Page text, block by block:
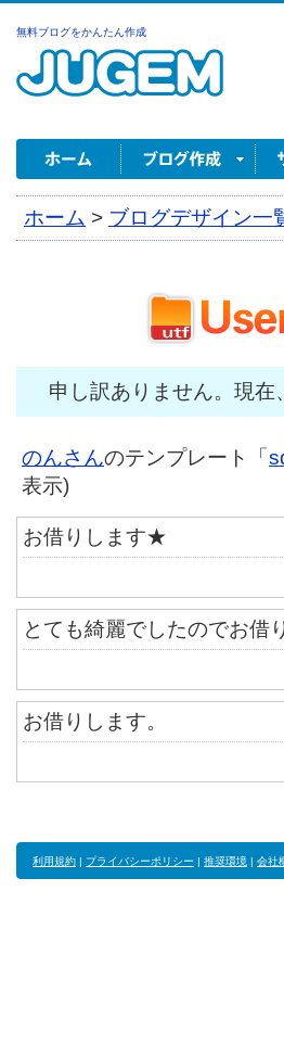
無料ブログをかんたん作成
ホーム > ブログデザイン一
申し訳ありません。現
のんさんのテンプレート「
表示)
お借りします★
とても綺麗でしたのでお借
お借りします。
利用規約 | プライバシーポリシー | 推奨環境 | 会社